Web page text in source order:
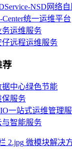
NSD网络
Center统一运维平台
务运维服务
仔远程运维服务
荐
据中心绿色节能
保服务
一站式运维管理
与智能服务
微模块解决